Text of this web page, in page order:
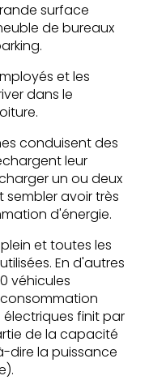
surface
de bureaux
et les
dans le
conduisent des
leur
un ou deux
sembler avoir très
d'énergie.
et toutes les
En d'autres
véhicules
finit par
de la capacité
dire la puissance